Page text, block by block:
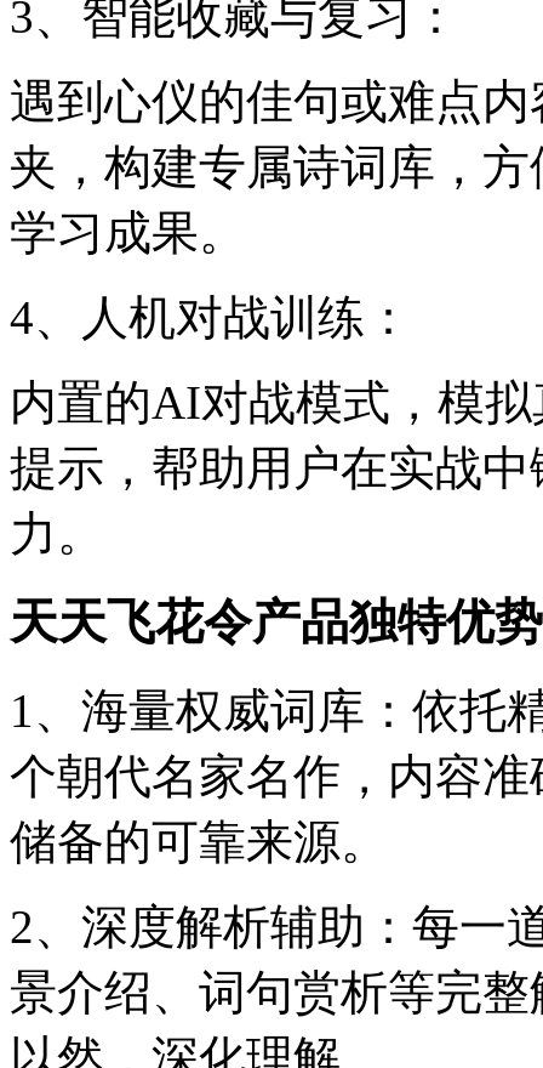
3、智能收藏与复习：
遇到心仪的佳句或难点
夹，构建专属诗词库，
学习成果。
4、人机对战训练：
内置的AI对战模式，模
提示，帮助用户在实战
力。
天天飞花令产品独特优势
1、海量权威词库：依托
个朝代名家名作，内容
储备的可靠来源。
2、深度解析辅助：每一
景介绍、词句赏析等完